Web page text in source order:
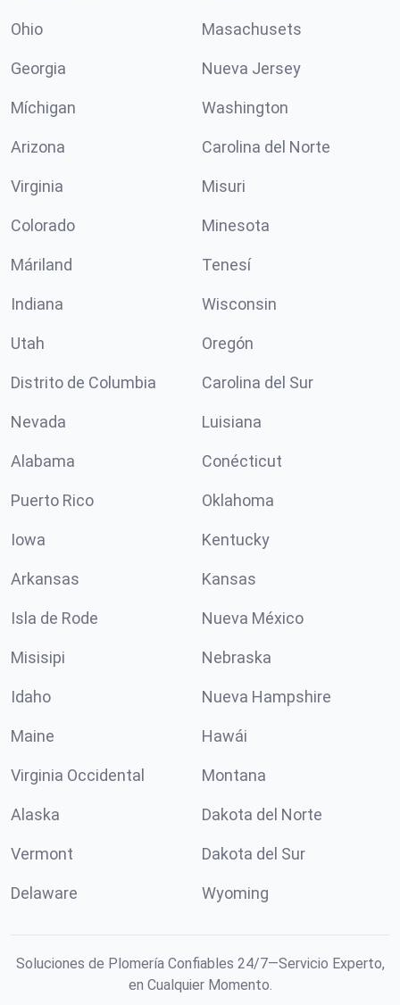
Ohio Masachusets
Georgia Nueva Jersey
Míchigan Washington
Arizona Carolina del Norte
Virginia Misuri
Colorado Minesota
Máriland Tenesí
Indiana Wisconsin
Utah Oregón
Distrito de Columbia Carolina del Sur
Nevada Luisiana
Alabama Conécticut
Puerto Rico Oklahoma
Iowa Kentucky
Arkansas Kansas
Isla de Rode Nueva México
Misisipi Nebraska
Idaho Nueva Hampshire
Maine Hawái
Virginia Occidental Montana
Alaska Dakota del Norte
Vermont Dakota del Sur
Delaware Wyoming
Soluciones de Plomería Confiables 24/7—Servicio Experto,
en Cualquier Momento.